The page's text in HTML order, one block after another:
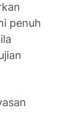
penuh